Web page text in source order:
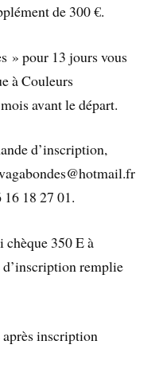
de 300 €.
» pour 13 jours vous
à Couleurs
avant le départ.
d’inscription,
18 27 01.
350 E à
remplie
inscription